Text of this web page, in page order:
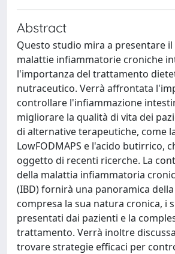
Abstract
Questo studio mira a presentare
malattie infiammatorie croniche
l'importanza del trattamento
nutraceutico. Verrà affrontata
controllare l'infiammazione
migliorare la qualità di vita dei
di alternative terapeutiche, come
LowFODMAPS e l'acido butirrico,
oggetto di recenti ricerche. La
della malattia infiammatoria
(IBD) fornirà una panoramica
compresa la sua natura cronica, i
presentati dai pazienti e la
trattamento. Verrà inoltre
trovare strategie efficaci per